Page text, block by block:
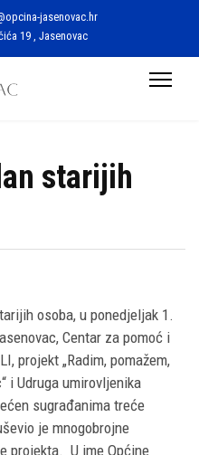
jasenovac.hr
19 , Jasenovac
starijih
osoba, u ponedjeljak 1.
Centar za pomoć i
projekt „Radim, pomažem,
i Udruga umirovljenika
sugrađanima treće
je mnogobrojne
projekta. U ime Općine